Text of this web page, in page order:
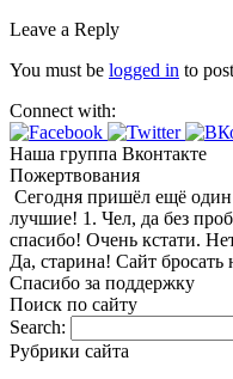
Leave a Reply
You must be logged in to
Connect with:
Наша группа Вконтакте
Пожертвования
Сегодня пришёл ещё
лучшие! 1. Чел, да без
спасибо! Очень кстати.
Да, старина! Сайт
Спасибо за поддержку
Поиск по сайту
Search:
Рубрики сайта